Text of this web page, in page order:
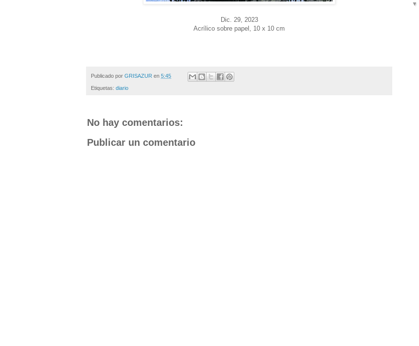
Dic. 29, 2023
Acrílico sobre papel, 10 x 10 cm
Publicado por GRISAZUR en 5:45
Etiquetas: diario
No hay comentarios:
Publicar un comentario
▼